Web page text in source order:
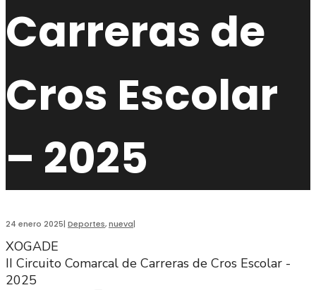
Carreras de
Cros Escolar
– 2025
24 enero 2025| Deportes,nueva|
XOGADE
II Circuito Comarcal de Carreras de Cros Escolar -
2025